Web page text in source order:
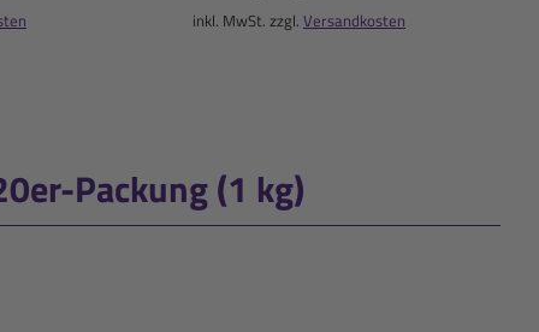
inkl. MwSt. zzgl. Versandkosten
Packung (1 kg)